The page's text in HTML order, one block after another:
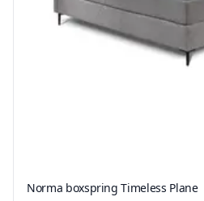
Norma boxspring Timeless Plane